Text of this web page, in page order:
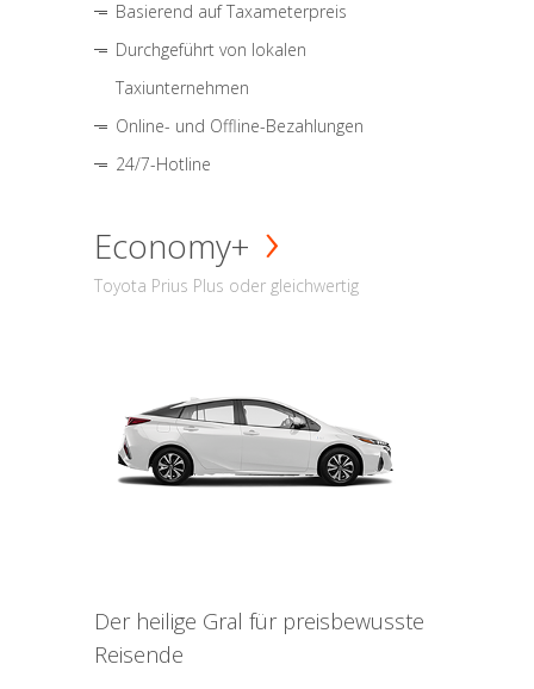
Basierend auf Taxameterpreis
Durchgeführt von lokalen
Taxiunternehmen
Online- und Offline-Bezahlungen
24/7-Hotline
Economy+
Toyota Prius Plus oder gleichwertig
Der heilige Gral für preisbewusste
Reisende